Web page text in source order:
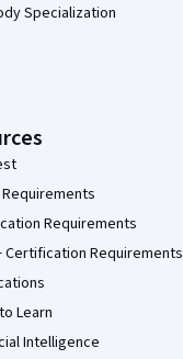
Specialization
Requirements
Certification Requirements
Learn
Intelligence